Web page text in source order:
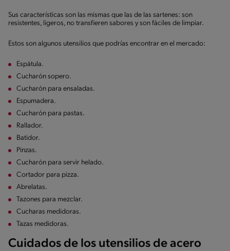
Sus características son las mismas que las de las sartenes: son
resistentes, ligeros, no transfieren sabores y son fáciles de limpiar.
Estos son algunos utensilios que podrías encontrar en el mercado:
Espátula.
Cucharón sopero.
Cucharón para ensaladas.
Espumadera.
Cucharón para pastas.
Rallador.
Batidor.
Pinzas.
Cucharón para servir helado.
Cortador para pizza.
Abrelatas.
Tazones para mezclar.
Cucharas medidoras.
Tazas medidoras.
Cuidados de los utensilios de acero